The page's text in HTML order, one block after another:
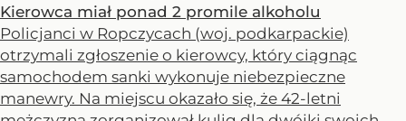
Kierowca miał ponad 2 promile alkoholu
Policjanci w Ropczycach (woj. podkarpackie)
otrzymali zgłoszenie o kierowcy, który ciągnąc
samochodem sanki wykonuje niebezpieczne
manewry. Na miejscu okazało się, że 42-letni